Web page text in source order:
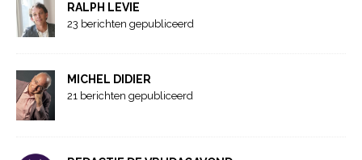
RALPH LEVIE
23 berichten gepubliceerd
MICHEL DIDIER
21 berichten gepubliceerd